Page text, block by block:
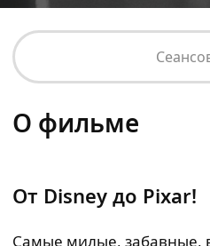
О фильме
От Disney до Pixar!
Самые милые, забавные,